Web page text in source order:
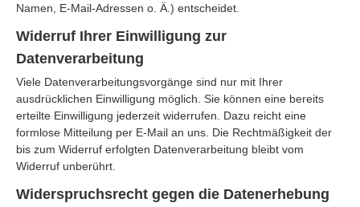
Namen, E-Mail-Adressen o. Ä.) entscheidet.
Widerruf Ihrer Einwilligung zur
Datenverarbeitung
Viele Datenverarbeitungsvorgänge sind nur mit Ihrer
ausdrücklichen Einwilligung möglich. Sie können eine bereits
erteilte Einwilligung jederzeit widerrufen. Dazu reicht eine
formlose Mitteilung per E-Mail an uns. Die Rechtmäßigkeit der
bis zum Widerruf erfolgten Datenverarbeitung bleibt vom
Widerruf unberührt.
Widerspruchsrecht gegen die Datenerhebung